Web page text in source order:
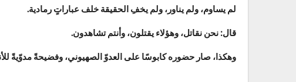
لم يساوم، ولم يناور، ولم يخفِ الحقيقة خلف عباراتٍ رمادية.
قال: نحن نقاتل، وهؤلاء يقتلون، وأنتم تشاهدون.
وهكذا، صار حضوره كابوسًا على العدوّ الصهيوني، وفضيحةً مدوّيةً